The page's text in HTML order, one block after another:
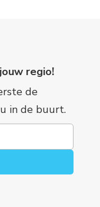
regio!
de
in de buurt.